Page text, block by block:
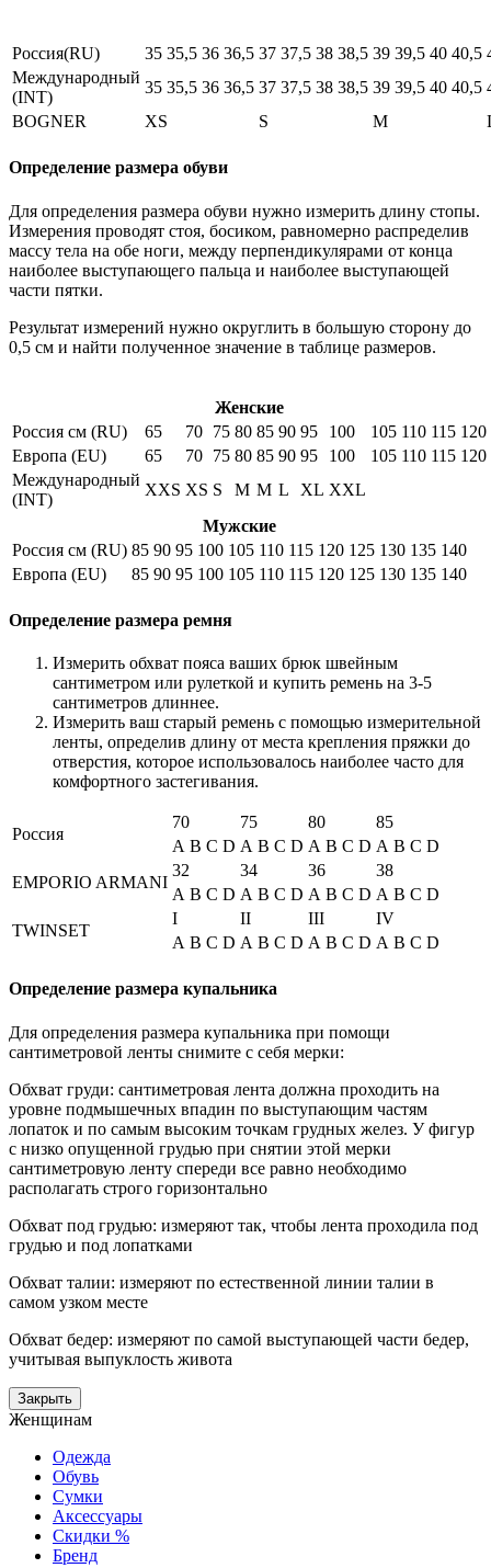
Россия(RU) 35 35,5 36 36,5 37 37,5 38 38,5 39 39,5 40 40,5
Международный
(INT)
35 35,5 36 36,5 37 37,5 38 38,5 39 39,5 40 40,5
BOGNER
XS S M
Определение размера обуви
Для определения размера обуви нужно измерить длину стопы.
Измерения проводят стоя, босиком, равномерно распределив
массу тела на обе ноги, между перпендикулярами от конца
наиболее выступающего пальца и наиболее выступающей
части пятки.
Результат измерений нужно округлить в большую сторону до
0,5 см и найти полученное значение в таблице размеров.
Женские
Россия см (RU)
65 70 75 80 85 90 95 100 105 110 115 120
Европа (EU)
65 70 75 80 85 90 95 100 105 110 115 120
Международный
(INT)
XXS XS S M M L XL XXL
Мужские
Россия см (RU) 85 90 95 100 105 110 115 120 125 130 135 140
Европа (EU)
85 90 95 100 105 110 115 120 125 130 135 140
Определение размера ремня
Измерить обхват пояса ваших брюк швейным
сантиметром или рулеткой и купить ремень на 3-5
сантиметров длиннее.
Измерить ваш старый ремень с помощью измерительной
ленты, определив длину от места крепления пряжки до
отверстия, которое использовалось наиболее часто для
комфортного застегивания.
Россия
70 75 80
85
A B C D A B C D A B C D A B C D
EMPORIO ARMANI
32 34 36
38
A B C D A B C D A B C D A B C D
TWINSET
I II III
IV
A B C D A B C D A B C D A B C D
Определение размера купальника
Для определения размера купальника при помощи
сантиметровой ленты снимите с себя мерки:
Обхват груди: сантиметровая лента должна проходить на
уровне подмышечных впадин по выступающим частям
лопаток и по самым высоким точкам грудных желез. У фигур
с низко опущенной грудью при снятии этой мерки
сантиметровую ленту спереди все равно необходимо
располагать строго горизонтально
Обхват под грудью: измеряют так, чтобы лента проходила под
грудью и под лопатками
Обхват талии: измеряют по естественной линии талии в
самом узком месте
Обхват бедер: измеряют по самой выступающей части бедер,
учитывая выпуклость живота
Закрыть
Женщинам
Одежда
Обувь
Сумки
Аксессуары
Скидки %
Бренд